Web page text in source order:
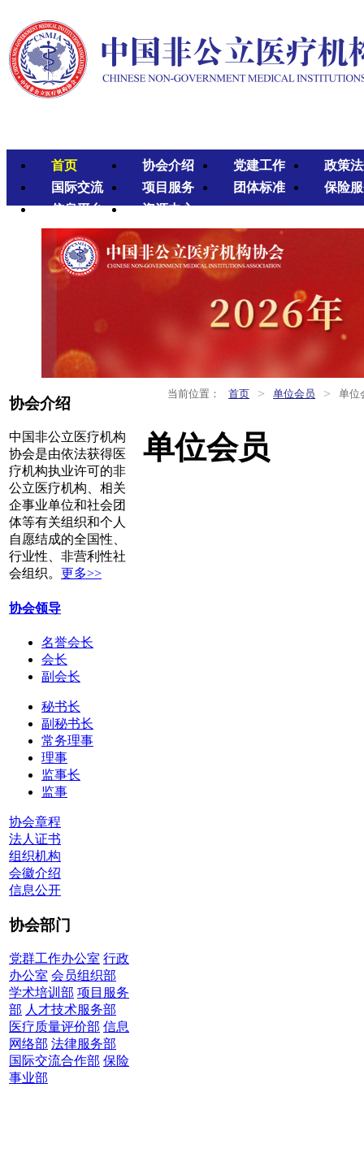
首页 协会介绍 党建工作
政策
国际交流
项目服务 团体标准
保险
信息平台
资源中心
协会介绍
中国非公立医疗机构
协会是由依法获得医
疗机构执业许可的非
公立医疗机构、相关
企事业单位和社会团
体等有关组织和个人
自愿结成的全国性、
行业性、非营利性社
会组织。 更多>>
协会领导
名誉会长
会长
副会长
秘书长
副秘书长
常务理事
理事
监事长
监事
协会章程
法人证书
组织机构
会徽介绍
信息公开
协会部门
党群工作办公室 行政
办公室 会员组织部
学术培训部 项目服务
部 人才技术服务部
医疗质量评价部 信息
网络部 法律服务部
国际交流合作部 保险
事业部
当前位置： 首页 > 单位会员 > 单位
单位会员